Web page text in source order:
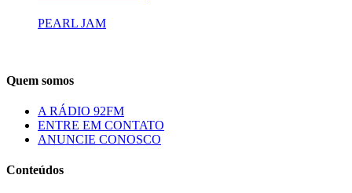
PEARL JAM
Quem somos
A RÁDIO 92FM
ENTRE EM CONTATO
ANUNCIE CONOSCO
Conteúdos